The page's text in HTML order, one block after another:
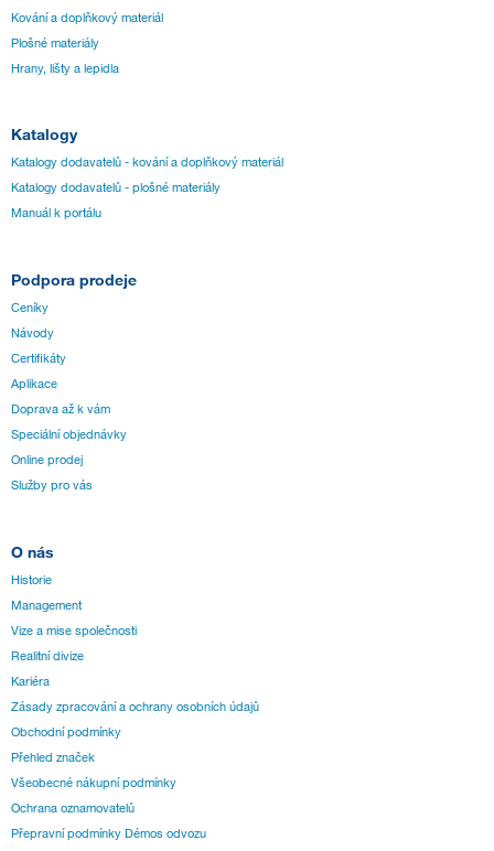
Kování a doplňkový materiál
Plošné materiály
Hrany, lišty a lepidla
Katalogy
Katalogy dodavatelů - kování a doplňkový materiál
Katalogy dodavatelů - plošné materiály
Manuál k portálu
Podpora prodeje
Ceníky
Návody
Certifikáty
Aplikace
Doprava až k vám
Speciální objednávky
Online prodej
Služby pro vás
O nás
Historie
Management
Vize a mise společnosti
Realitní divize
Kariéra
Zásady zpracování a ochrany osobních údajů
Obchodní podmínky
Přehled značek
Všeobecné nákupní podmínky
Ochrana oznamovatelů
Přepravní podmínky Démos odvozu